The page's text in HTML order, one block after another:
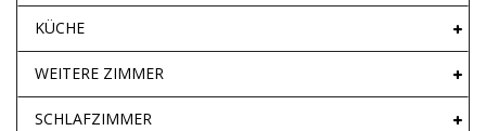
KÜCHE
WEITERE ZIMMER
SCHLAFZIMMER